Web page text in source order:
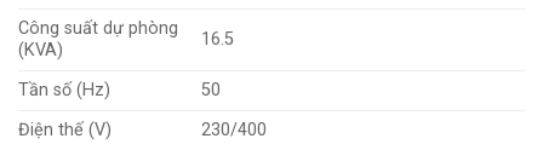
Công suất dự phòng
(KVA)
16.5
Tần số (Hz)
50
Điện thế (V)
230/400